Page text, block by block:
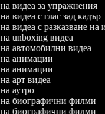
на видеа за упражнения
на видеа с глас зад кадър
на видеа с разказване на
на unboxing видеа
на автомобилни видеа
на анимации
на анимации
на арт видеа
аутро
на биографични филми
на биографични филми